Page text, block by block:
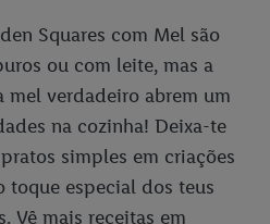
Squares com Mel são
ou com leite, mas a
mel verdadeiro abrem um
na cozinha! Deixa-te
simples em criações
toque especial dos teus
Vê mais receitas em